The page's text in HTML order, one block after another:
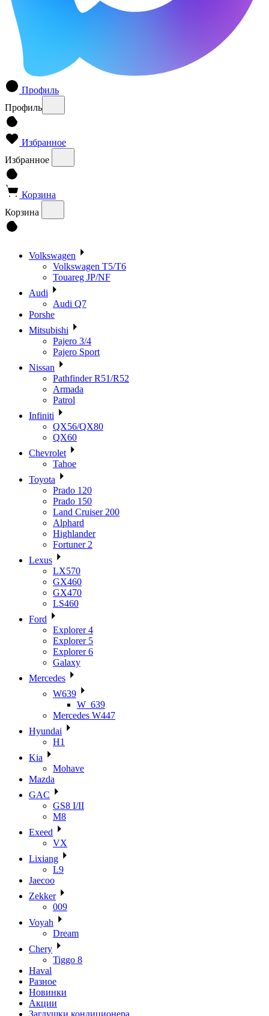
Профиль
Профиль
Избранное
Избранное
Корзина
Корзина
Volkswagen
Volkswagen T5/T6
Touareg JP/NF
Audi
Audi Q7
Porshe
Mitsubishi
Pajero 3/4
Pajero Sport
Nissan
Pathfinder R51/R52
Armada
Patrol
Infiniti
QX56/QX80
QX60
Chevrolet
Tahoe
Toyota
Prado 120
Prado 150
Land Cruiser 200
Alphard
Highlander
Fortuner 2
Lexus
LX570
GX460
GX470
LS460
Ford
Explorer 4
Explorer 5
Explorer 6
Galaxy
Mercedes
W639
W_639
Mercedes W447
Hyundai
H1
Kia
Mohave
Mazda
GAC
GS8 I/II
M8
Exeed
VX
Lixiang
L9
Jaecoo
Zekker
009
Voyah
Dream
Chery
Tiggo 8
Haval
Разное
Новинки
Акции
Заглушки кондиционера